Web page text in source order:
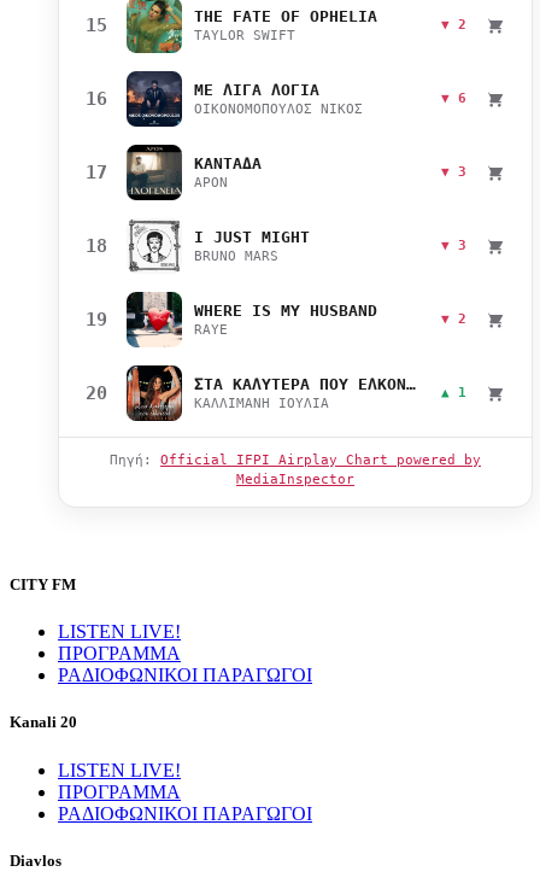
15 THE FATE OF OPHELIA
TAYLOR SWIFT
▼ 2
16 ΜΕ ΛΙΓΑ ΛΟΓΙΑ
ΟΙΚΟΝΟΜΟΠΟΥΛΟΣ ΝΙΚΟΣ
▼ 6
17 ΚΑΝΤΑΔΑ
APON
▼ 3
18 I JUST MIGHT
BRUNO MARS
▼ 3
19 WHERE IS MY HUSBAND
RAYE
▼ 2
20 ΣΤΑ ΚΑΛΥΤΕΡΑ ΠΟΥ ΕΛΚΟΝΤΑΙ
ΚΑΛΛΙΜΑΝΗ ΙΟΥΛΙΑ
▲ 1
Πηγή: Official IFPI Airplay Chart powered by
MediaInspector
CITY FM
LISTEN LIVE!
ΠΡΟΓΡΑΜΜΑ
ΡΑΔΙΟΦΩΝΙΚΟΙ ΠΑΡΑΓΩΓΟΙ
Kanali 20
LISTEN LIVE!
ΠΡΟΓΡΑΜΜΑ
ΡΑΔΙΟΦΩΝΙΚΟΙ ΠΑΡΑΓΩΓΟΙ
Diavlos